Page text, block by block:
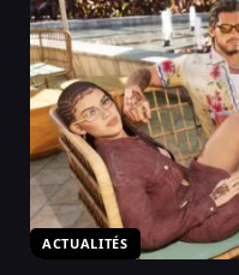
ACTUALITÉS